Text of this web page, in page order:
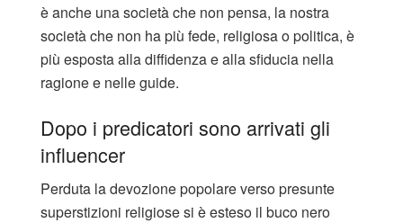
è anche una società che non pensa, la nostra
società che non ha più fede, religiosa o politica, è
più esposta alla diffidenza e alla sfiducia nella
ragione e nelle guide.
Dopo i predicatori sono arrivati gli
influencer
Perduta la devozione popolare verso presunte
superstizioni religiose si è esteso il buco nero